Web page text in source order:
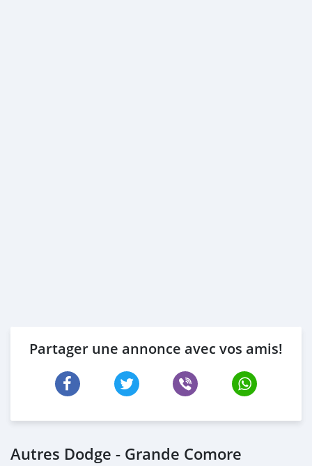
Partager une annonce avec vos amis!
Autres Dodge - Grande Comore